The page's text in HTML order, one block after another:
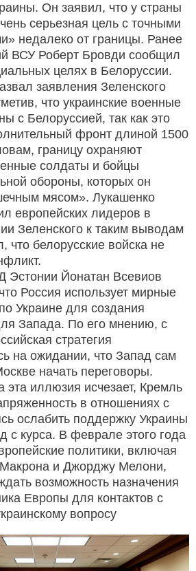
Он заявил, что у страны
серьезная цель с точными
недалеко от границы. Ранее
ВСУ Роберт Бровди сообщил
целях в Белоруссии.
заявления Зеленского
что украинские военные
с Белоруссией, так как это
фронт длиной 1500
границу охраняют
солдаты и бойцы
обороны, которых он
мясом». Лукашенко
европейских лидеров в
Зеленского к таким выводам
что белорусские войска не
Эстонии Йонатан Всевиов
Россия использует мирные
Украине для создания
Запада. По его мнению, с
стратегия
на ожидании, что Запад сам
начать переговоры.
эта иллюзия исчезает, Кремль
в отношениях с
ослабить поддержку Украины
с курса. В феврале этого года
политики, включая
и Джорджу Мелони,
возможность назначения
Европы для контактов с
вопросу